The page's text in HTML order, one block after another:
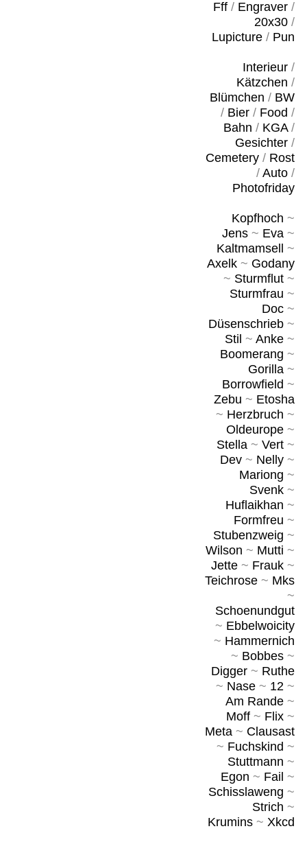
Fff/ Engraver/
20x30/
Lupicture/ Pun
Interieur/
Kätzchen /
Blümchen / BW
/ Bier/ Food /
Bahn / KGA/
Gesichter/
Cemetery/ Rost
/ Auto/
Photofriday
Kopfhoch ~
Jens~ Eva~
Kaltmamsell
~
Axelk~ Godany
~ Sturmflut~
Sturmfrau ~
Doc~
Düsenschrieb~
Stil ~ Anke~
Boomerang ~
Gorilla~
Borrowfield ~
Zebu ~ Etosha
~ Herzbruch ~
Oldeurope~
Stella~ Vert~
Dev~ Nelly~
Mariong ~
Svenk~
Huflaikhan ~
Formfreu ~
Stubenzweig ~
Wilson ~ Mutti ~
Jette~ Frauk~
Teichrose~ Mks
~
Schoenundgut
~ Ebbelwoicity
~ Hammernich
~ Bobbes~
Digger~ Ruthe
~ Nase~ 12~
Am Rande~
Moff~ Flix~
Meta~ Clausast
~ Fuchskind ~
Stuttmann ~
Egon ~ Fail ~
Schisslaweng ~
Strich ~
Krumins~ Xkcd